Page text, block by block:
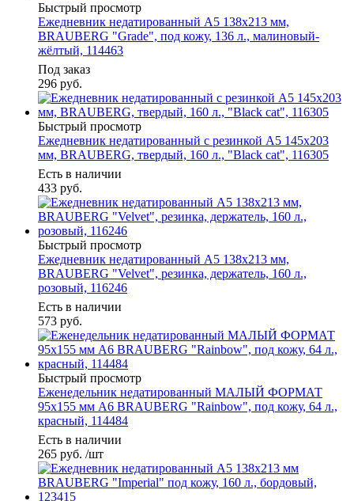
Быстрый просмотр
Ежедневник недатированный А5 138х213 мм,
BRAUBERG "Grade", под кожу, 136 л., малиновый-
жёлтый, 114463
Под заказ
296 руб.
Быстрый просмотр
Ежедневник недатированный с резинкой А5 145х203
мм, BRAUBERG, твердый, 160 л., "Black cat", 116305
Есть в наличии
433 руб.
Быстрый просмотр
Ежедневник недатированный А5 138x213 мм,
BRAUBERG "Velvet", резинка, держатель, 160 л.,
розовый, 116246
Есть в наличии
573 руб.
Быстрый просмотр
Еженедельник недатированный МАЛЫЙ ФОРМАТ
95х155 мм А6 BRAUBERG "Rainbow", под кожу, 64 л.,
красный, 114484
Есть в наличии
265 руб. /шт